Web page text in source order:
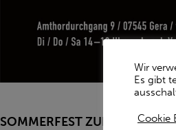
SOMMERFEST ZUR
Wir
Es gibt
Cookie